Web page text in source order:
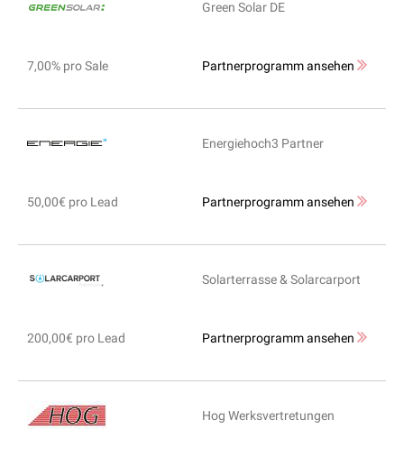
Green Solar DE
7,00% pro Sale Partnerprogramm ansehen
Energiehoch3 Partner
50,00€ pro Lead Partnerprogramm ansehen
Solarterrasse & Solarcarport
200,00€ pro Lead Partnerprogramm ansehen
Hog Werksvertretungen